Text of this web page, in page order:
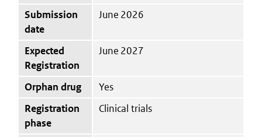
Submission
date
June 2026
Expected
Registration
June 2027
Orphan drug
Yes
Registration
phase
Clinical trials